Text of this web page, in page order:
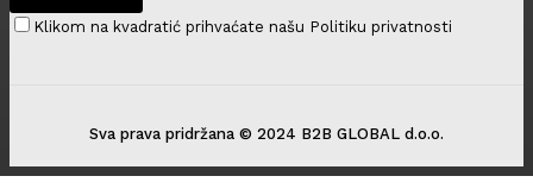
Klikom na kvadratić prihvaćate našu Politiku privatnosti
Sva prava pridržana © 2024 B2B GLOBAL d.o.o.